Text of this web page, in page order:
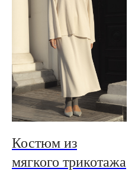
Костюм из
мягкого трикотажа